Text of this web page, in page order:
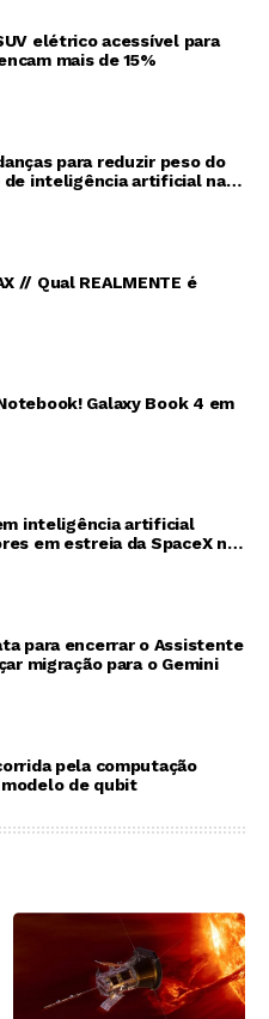
elétrico acessível para
mais de 15%
para reduzir peso do
de inteligência artificial na
// Qual REALMENTE é
Galaxy Book 4 em
inteligência artificial
em estreia da SpaceX na
para encerrar o Assistente
migração para o Gemini
pela computação
de qubit